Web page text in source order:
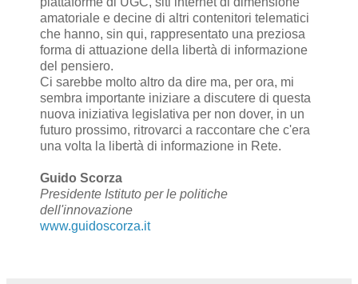
amatoriale e decine di altri contenitori telematici
che hanno, sin qui, rappresentato una preziosa
forma di attuazione della libertà di informazione
del pensiero.
Ci sarebbe molto altro da dire ma, per ora, mi
sembra importante iniziare a discutere di questa
nuova iniziativa legislativa per non dover, in un
futuro prossimo, ritrovarci a raccontare che c'era
una volta la libertà di informazione in Rete.
Guido Scorza
Presidente Istituto per le politiche
dell'innovazione
www.guidoscorza.it